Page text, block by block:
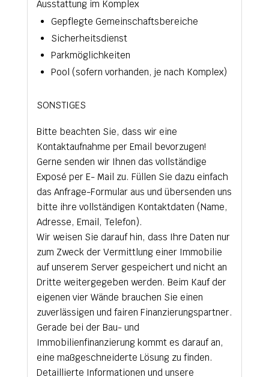
Ausstattung im Komplex
Gepflegte Gemeinschaftsbereiche
Sicherheitsdienst
Parkmöglichkeiten
Pool (sofern vorhanden, je nach Komplex)
SONSTIGES
Bitte beachten Sie, dass wir eine
Kontaktaufnahme per Email bevorzugen!
Gerne senden wir Ihnen das vollständige
Exposé per E- Mail zu. Füllen Sie dazu einfach
das Anfrage-Formular aus und übersenden uns
bitte ihre vollständigen Kontaktdaten (Name,
Adresse, Email, Telefon).
Wir weisen Sie darauf hin, dass Ihre Daten nur
zum Zweck der Vermittlung einer Immobilie
auf unserem Server gespeichert und nicht an
Dritte weitergegeben werden. Beim Kauf der
eigenen vier Wände brauchen Sie einen
zuverlässigen und fairen Finanzierungspartner.
Gerade bei der Bau- und
Immobilienfinanzierung kommt es darauf an,
eine maßgeschneiderte Lösung zu finden.
Detaillierte Informationen und unsere